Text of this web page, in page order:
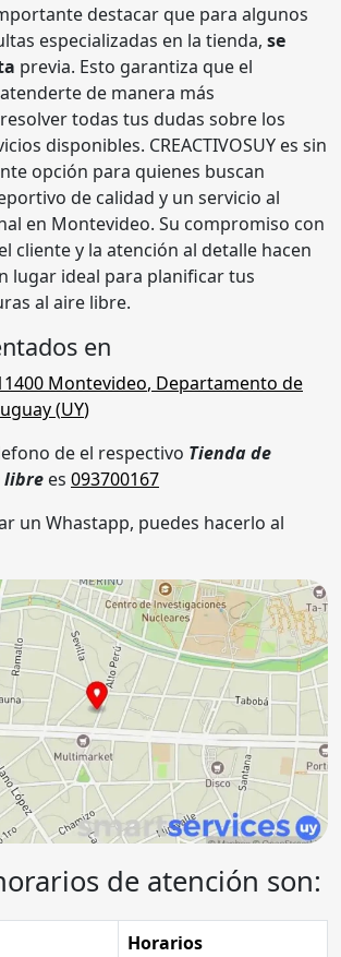
destacar que para algunos
especializadas en la tienda, se
previa. Esto garantiza que el
de manera más
todas tus dudas sobre los
disponibles. CREACTIVOSUY es sin
opción para quienes buscan
de calidad y un servicio al
en Montevideo. Su compromiso con
cliente y la atención al detalle hacen
lugar ideal para planificar tus
al aire libre.
en
Montevideo, Departamento de
(UY)
de el respectivo Tienda de
libre es 093700167
un Whastapp, puedes hacerlo al
de atención son:
Horarios